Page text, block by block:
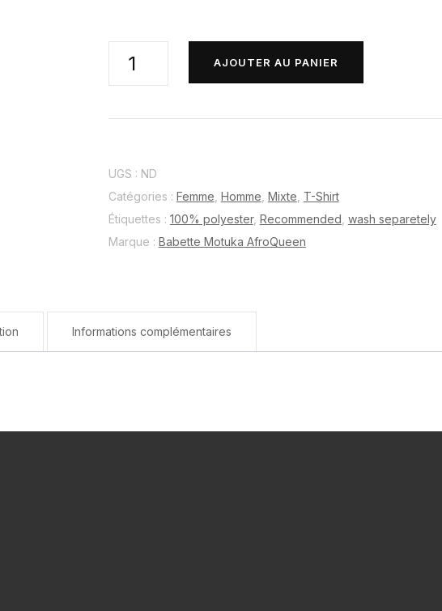
shirt
Logo
AJOUTER AU PANIER
UGS : ND
Catégories : Femme Homme Mixte T-Shirt
Étiquettes : 100% polyester, Recommended wash separetely
Marque : Babette Motuka AfroQueen
Informations complémentaires